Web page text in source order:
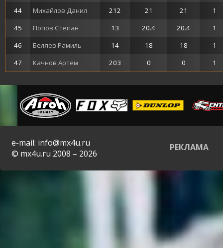
44
Михайлов Данил 212 21 21
1
45
Попов Степан 13 20.4 20.4
1
46
Беляев Рамиль 14 18 18
1
47
Качнов Артём 203 0 0 1
e-mail: info@mx4u.ru
© mx4u.ru 2008 – 2026
РЕКЛАМА